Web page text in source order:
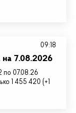
на 7.08.2026
по 07.08.26
1 455 420 (+1
09:18